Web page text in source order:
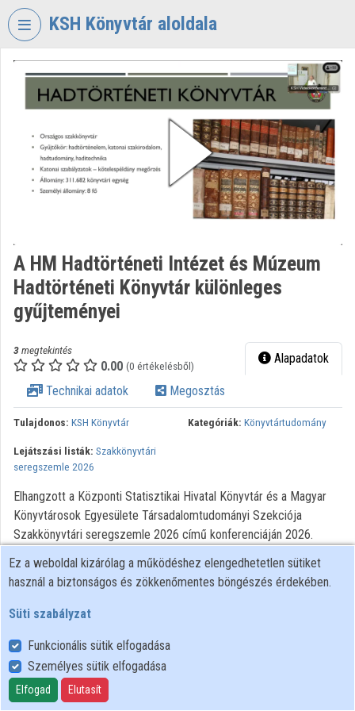
Fejléc kihagyása
KSH Könyvtár aloldala
VIDEOTORIUM
STATISZTIKAI
HIVATAL
KÖNYVTÁR
Intézményi felfedezés
Kategóriák
Intézmények
Közreműködők
A HM Hadtörténeti Intézet és Múzeum
Hadtörténeti Könyvtár különleges
gyűjteményei
3megtekintés
0.00 (0 értékelésből) Alapadatok
Technikai adatok Megosztás
Tulajdonos: KSH Könyvtár Kategóriák: Könyvtártudomány
Lejátszási listák: Szakkönyvtári
seregszemle 2026
Elhangzott a Központi Statisztikai Hivatal Könyvtár és a Magyar
Könyvtárosok Egyesülete Társadalomtudományi Szekciója
Szakkönyvtári seregszemle 2026 című konferenciáján 2026.
Felhasználói szabályzat
Adatkezelési tájékoztató
Süti szabályzat
Ez a weboldal kizárólag a működéshez elengedhetetlen sütiket
használ a biztonságos és zökkenőmentes böngészés érdekében.
Süti szabályzat
Funkcionális sütik elfogadása
Személyes sütik elfogadása
Elfogad Elutasít